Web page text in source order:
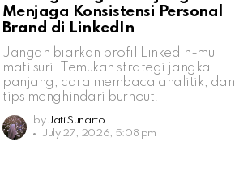
Menjaga Konsistensi Personal
Brand di LinkedIn
Jangan biarkan profil LinkedIn-mu
mati suri. Temukan strategi jangka
panjang, cara membaca analitik, dan
tips menghindari burnout.
by Jati Sunarto
July 27, 2026, 5:08 pm